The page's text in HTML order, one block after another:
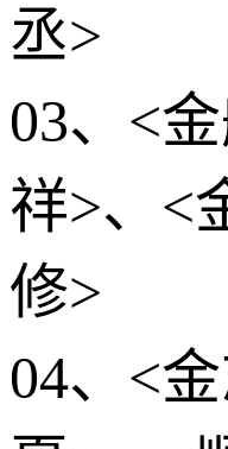
丞>
03、<
祥>、<
修>
04、<